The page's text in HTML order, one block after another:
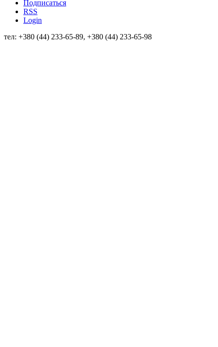
Подписаться
RSS
Login
тел: +380 (44) 233-65-89, +380 (44) 233-65-98